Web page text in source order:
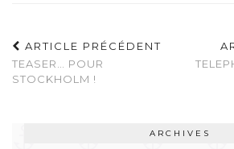
ARTICLE PRÉCÉDENT
TEASER… POUR
STOCKHOLM !
ARCHIVES